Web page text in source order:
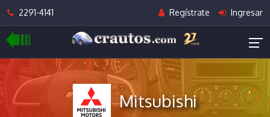
2291-4141 Regístrate Ingresar
Mitsubishi